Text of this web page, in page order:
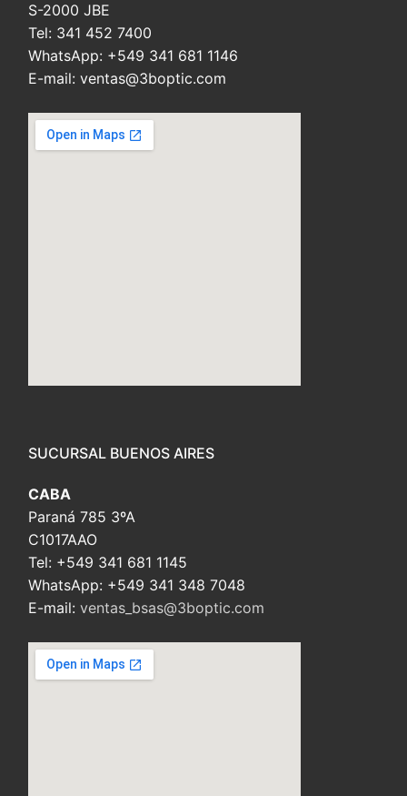
S-2000 JBE
Tel: 341 452 7400
WhatsApp: +549 341 681 1146
E-mail: ventas@3boptic.com
SUCURSAL BUENOS AIRES
CABA
Paraná 785 3ºA
C1017AAO
Tel: +549 341 681 1145
WhatsApp: +549 341 348 7048
E-mail: ventas_bsas@3boptic.com